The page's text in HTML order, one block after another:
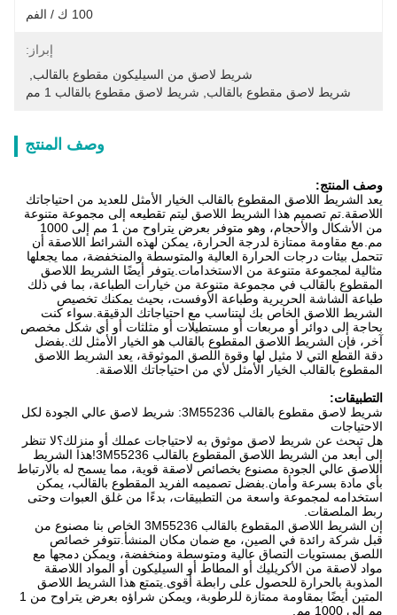
100 ك / الفم
إبراز:
شريط لاصق من السيليكون مقطوع بالقالب
شريط لاصق مقطوع بالقالب
شريط لاصق مقطوع بالقالب 1 مم
وصف المنتج
وصف المنتج:
يعد الشريط اللاصق المقطوع بالقالب الخيار الأمثل للعديد من احتياجاتك
اللاصقة.تم تصميم هذا الشريط اللاصق ليتم تقطيعه إلى مجموعة متنوعة
من الأشكال والأحجام، وهو متوفر بعرض يتراوح من 1 مم إلى 1000
مم.مع مقاومة ممتازة لدرجة الحرارة، يمكن لهذه الشرائط اللاصقة أن
تتحمل بيئات درجات الحرارة العالية والمتوسطة والمنخفضة، مما يجعلها
مثالية لمجموعة متنوعة من الاستخدامات.يتوفر أيضًا الشريط اللاصق
المقطوع بالقالب في مجموعة متنوعة من خيارات الطباعة، بما في ذلك
طباعة الشاشة الحريرية وطباعة الأوفست، بحيث يمكنك تخصيص
الشريط اللاصق الخاص بك ليتناسب مع احتياجاتك الدقيقة.سواء كنت
بحاجة إلى دوائر أو مربعات أو مستطيلات أو مثلثات أو أي شكل مخصص
آخر، فإن الشريط اللاصق المقطوع بالقالب هو الخيار الأمثل لك.بفضل
دقة القطع التي لا مثيل لها وقوة اللصق الموثوقة، يعد الشريط اللاصق
المقطوع بالقالب الخيار الأمثل لأي من احتياجاتك اللاصقة.
التطبيقات:
شريط لاصق مقطوع بالقالب 3M55236: شريط لاصق عالي الجودة لكل
الاحتياجات
هل تبحث عن شريط لاصق موثوق به لاحتياجات عملك أو منزلك؟لا تنظر
إلى أبعد من الشريط اللاصق المقطوع بالقالب 3M55236!هذا الشريط
اللاصق عالي الجودة مصنوع بخصائص لاصقة قوية، مما يسمح له بالارتباط
بأي مادة بسرعة وأمان.بفضل تصميمه الفريد المقطوع بالقالب، يمكن
استخدامه لمجموعة واسعة من التطبيقات، بدءًا من غلق العبوات وحتى
ربط الملصقات.
إن الشريط اللاصق المقطوع بالقالب 3M55236 الخاص بنا مصنوع من
قبل شركة رائدة في الصين، مع ضمان مكان المنشأ.تتوفر خصائص
اللصق بمستويات التصاق عالية ومتوسطة ومنخفضة، ويمكن دمجها مع
مواد لاصقة من الأكريليك أو المطاط أو السيليكون أو المواد اللاصقة
المذوبة بالحرارة للحصول على رابطة أقوى.يتمتع هذا الشريط اللاصق
المتين أيضًا بمقاومة ممتازة للرطوبة، ويمكن شراؤه بعرض يتراوح من 1
مم إلى 1000 مم.